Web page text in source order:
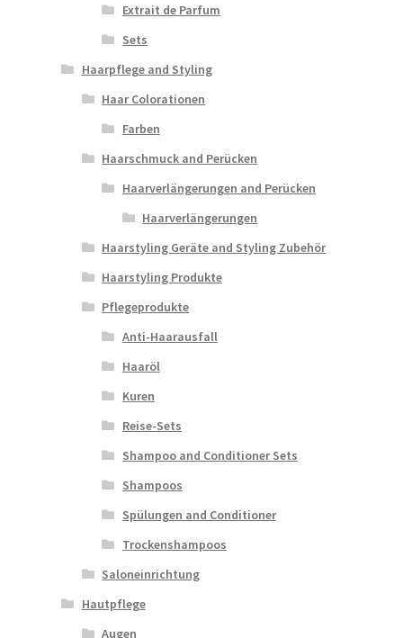
Extrait de Parfum
Sets
Haarpflege and Styling
Haar Colorationen
Farben
Haarschmuck and Perücken
Haarverlängerungen and Perücken
Haarverlängerungen
Haarstyling Geräte and Styling Zubehör
Haarstyling Produkte
Pflegeprodukte
Anti-Haarausfall
Haaröl
Kuren
Reise-Sets
Shampoo and Conditioner Sets
Shampoos
Spülungen and Conditioner
Trockenshampoos
Saloneinrichtung
Hautpflege
Augen